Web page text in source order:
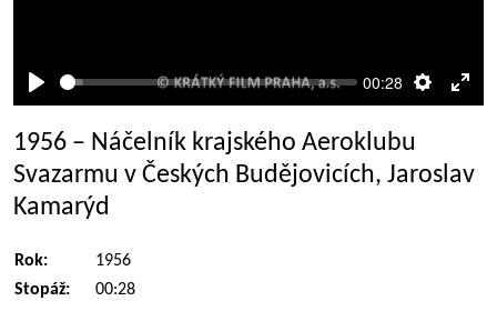
Přehrát
00:28
1956 – Náčelník krajského Aeroklubu
Svazarmu v Českých Budějovicích, Jaroslav
Kamarýd
Rok:
1956
Stopáž:
00:28